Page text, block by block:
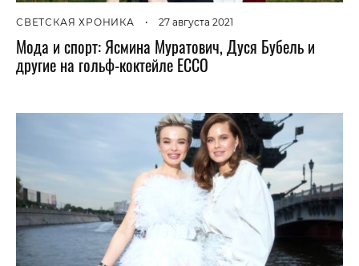
СВЕТСКАЯ ХРОНИКА • 27 августа 2021
Мода и спорт: Ясмина Муратович, Дуся Бубель и
другие на гольф-коктейле ECCO